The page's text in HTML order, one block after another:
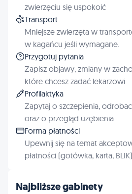
Najbliższe gabinety
zwierzęciu się uspokoić
Transport
Mniejsze zwierzęta w
w kagańcu jeśli wymagane.
Przygotuj pytania
Zapisz objawy, zmiany w
które chcesz zadać lekarzowi
Profilaktyka
Zapytaj o szczepienia,
oraz o przegląd uzębienia
Forma płatności
Upewnij się na temat
płatności (gotówka, karta, BLIK)